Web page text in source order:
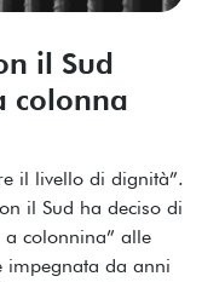
il Sud
colonna
il livello di dignità”.
il Sud ha deciso di
colonnina” alle
impegnata da anni